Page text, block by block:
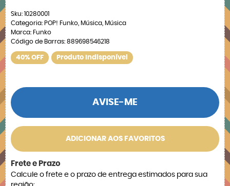
Sku: 10280001
Categoria: POP! Funko Música Música
Marca: Funko
Código de Barras: 889698546218
40% OFF Produto Indisponível
AVISE-ME
ADICIONAR AOS FAVORITOS
Frete e Prazo
Calcule o frete e o prazo de entrega estimados para sua